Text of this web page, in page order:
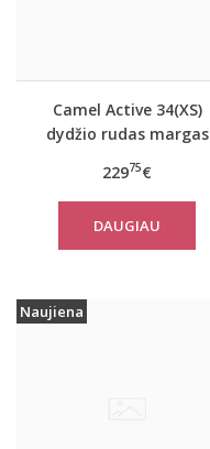
Camel Active 34(XS)
dydžio rudas margas
paltas 310050 6F32
22975€
DAUGIAU
Naujiena